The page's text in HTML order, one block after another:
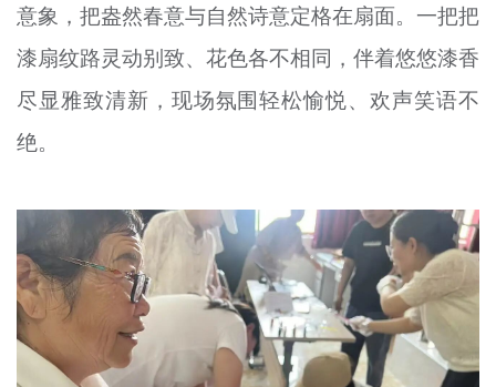
意象，把盎然春意与自然诗意定格在扇面。一把把
漆扇纹路灵动别致、花色各不相同，伴着悠悠漆香
尽显雅致清新，现场氛围轻松愉悦、欢声笑语不
绝。